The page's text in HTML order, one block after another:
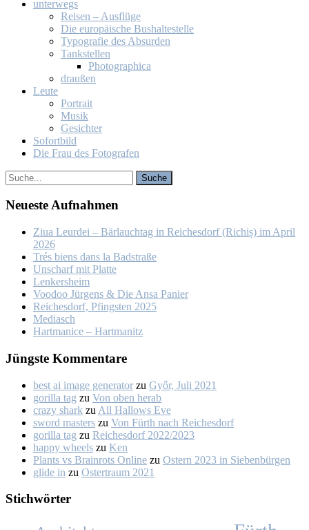
un­ter­wegs
Rei­sen – Aus­flü­ge
Die eu­ro­päi­sche Bus­hal­te­stel­le
Ty­po­gra­fie des Ab­sur­den
Tank­stel­len
Pho­to­gra­phi­ca
drau­ßen
Leu­te
Por­trait
Mu­sik
Ge­sich­ter
So­fort­bild
Die Frau des Fo­to­gra­fen
Neu­es­te Auf­nah­men
Ziua Leur­dei – Bär­lauch­tag in Rei­ches­dorf (Ri­chiș) im April
2026
Trés biens dans la Bad­stra­ße
Un­scharf mit Plat­te
Len­kers­heim
Voo­doo Jür­gens & Die An­sa Pa­nier
Rei­ches­dorf, Pfings­ten 2025
Me­dia­sch
Hart­ma­nice – Hart­ma­nitz
Jüngs­te Kom­men­ta­re
best ai image generator zu Győr, Ju­li 2021
gorilla tag zu Von oben her­ab
crazy shark zu All Hal­lows Eve
sword masters zu Von Fürth nach Rei­ches­dorf
gorilla tag zu Rei­ches­dorf 2022/2023
happy wheels zu Ken
Plants vs Brainrots Online zu Os­tern 2023 in Sie­ben­bür­gen
glide in zu Os­ter­traum 2021
Stich­wör­ter